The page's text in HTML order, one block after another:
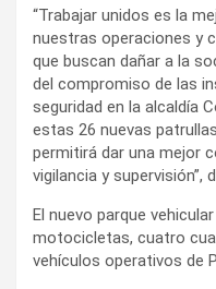
“Trabajar unidos es la
nuestras operaciones y
que buscan dañar a la
del compromiso de las
seguridad en la alcaldía
estas 26 nuevas
permitirá dar una mejor
vigilancia y supervisión”,
El nuevo parque
motocicletas, cuatro
vehículos operativos de